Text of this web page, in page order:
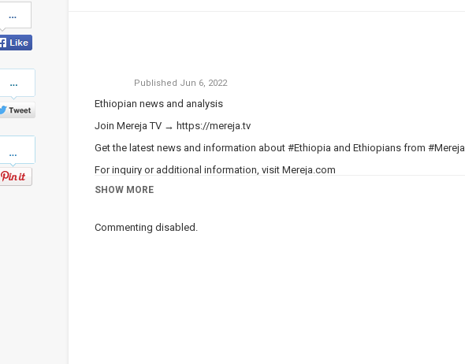
on
Facebook
on
Twitter
Published Jun 6, 2022
Ethiopian news and analysis
Join Mereja TV → https://mereja.tv
Get the latest news and information about #Ethiopia and Ethiopians from #Mereja
For inquiry or additional information, visit Mereja.com
Mereja presents Ethiopian news, Ethiopian music, sports, arts, and entertainment
Category Ethiopian News
SHOW MORE
Commenting disabled.